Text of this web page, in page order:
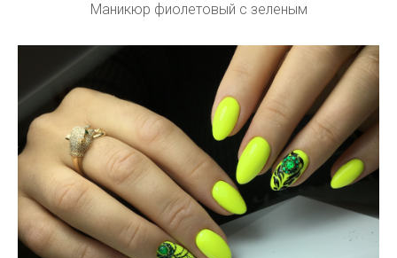
Маникюр фиолетовый с зеленым